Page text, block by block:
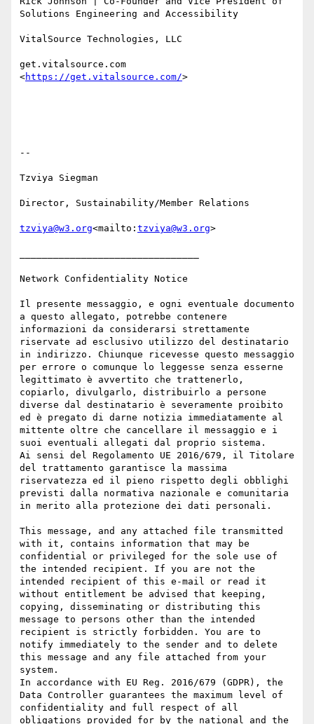
Solutions Engineering and Accessibility
VitalSource Technologies, LLC
get.vitalsource.com
<https://get.vitalsource.com/>
--
Tzviya Siegman
Director, Sustainability/Member Relations
tzviya@w3.org<mailto: tzviya@w3.org>
Network Confidentiality Notice
Il presente messaggio, e ogni eventuale documento
a questo allegato, potrebbe contenere
informazioni da considerarsi strettamente
riservate ad esclusivo utilizzo del destinatario
in indirizzo. Chiunque ricevesse questo messaggio
per errore o comunque lo leggesse senza esserne
legittimato è avvertito che trattenerlo,
copiarlo, divulgarlo, distribuirlo a persone
diverse dal destinatario è severamente proibito
ed è pregato di darne notizia immediatamente al
mittente oltre che cancellare il messaggio e i
suoi eventuali allegati dal proprio sistema.
Ai sensi del Regolamento UE 2016/679, il Titolare
del trattamento garantisce la massima
riservatezza ed il pieno rispetto degli obblighi
previsti dalla normativa nazionale e comunitaria
in merito alla protezione dei dati personali.
This message, and any attached file transmitted
with it, contains information that may be
confidential or privileged for the sole use of
the intended recipient. If you are not the
intended recipient of this e-mail or read it
without entitlement be advised that keeping,
copying, disseminating or distributing this
message to persons other than the intended
recipient is strictly forbidden. You are to
notify immediately to the sender and to delete
this message and any file attached from your
system.
In accordance with EU Reg. 2016/679 (GDPR), the
Data Controller guarantees the maximum level of
confidentiality and full respect of all
obligations provided for by the national and the